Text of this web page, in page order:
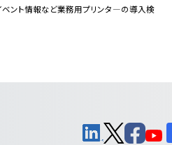
ベント情報など業務用プリンタ―の導入検